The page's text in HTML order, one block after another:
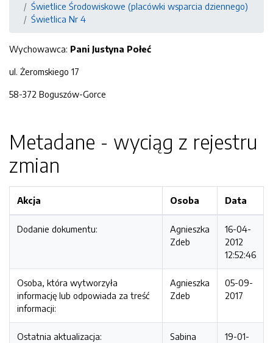
Świetlice Środowiskowe (placówki wsparcia dziennego)
Świetlica Nr 4
Wychowawca: Pani Justyna Połeć
ul. Żeromskiego 17
58-372 Boguszów-Gorce
Metadane - wyciąg z rejestru
zmian
Akcja Osoba Data
Dodanie dokumentu:
Agnieszka
Zdeb
16-04-
2012
12:52:46
Osoba, która wytworzyła
informację lub odpowiada za treść
informacji:
Agnieszka
Zdeb
05-09-
2017
Ostatnia aktualizacja:
Sabina
19-01-